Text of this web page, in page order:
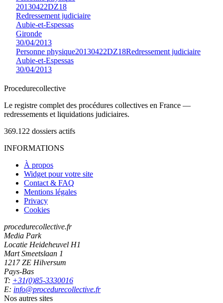
20130422DZ18
Redressement judiciaire
Aubie-et-Espessas
Gironde
30/04/2013
Personne physique20130422DZ18Redressement judiciaire
Aubie-et-Espessas
30/04/2013
Procedurecollective
Le registre complet des procédures collectives en France —
redressements et liquidations judiciaires.
369.122 dossiers actifs
INFORMATIONS
À propos
Widget pour votre site
Contact & FAQ
Mentions légales
Privacy
Cookies
procedurecollective.fr
Media Park
Locatie Heideheuvel H1
Mart Smeetslaan 1
1217 ZE Hilversum
Pays-Bas
T: +31(0)85-3330016
E: info@procedurecollective.fr
Nos autres sites